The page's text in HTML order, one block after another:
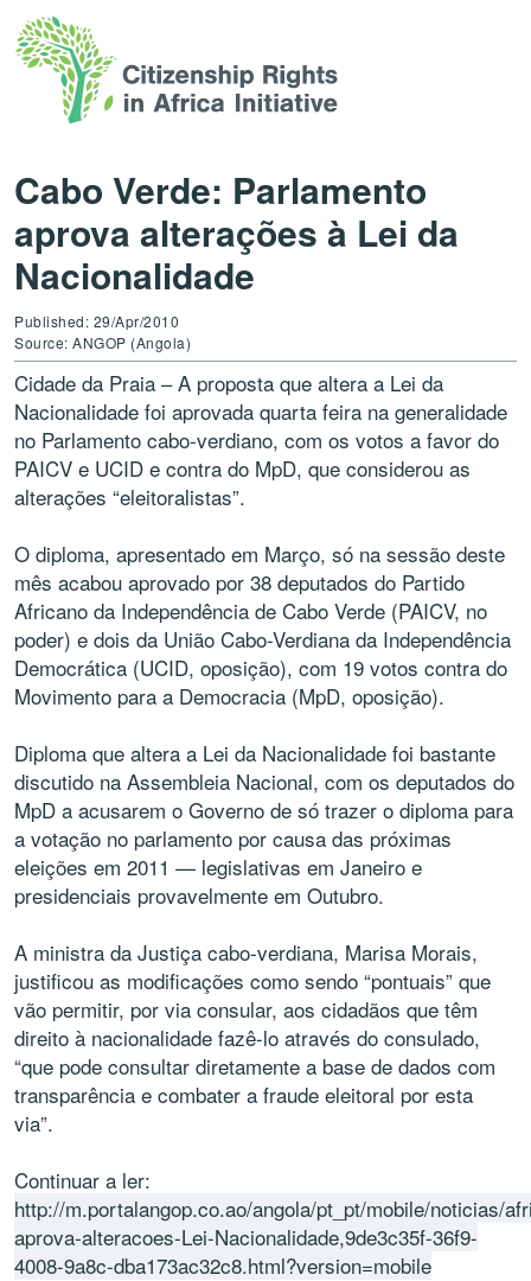
Cabo Verde: Parlamento
aprova alterações à Lei da
Nacionalidade
Published: 29/Apr/2010
Source: ANGOP (Angola)
Cidade da Praia – A proposta que altera a Lei da
Nacionalidade foi aprovada quarta feira na generalidade
no Parlamento cabo-verdiano, com os votos a favor do
PAICV e UCID e contra do MpD, que considerou as
alterações “eleitoralistas”.
O diploma, apresentado em Março, só na sessão deste
mês acabou aprovado por 38 deputados do Partido
Africano da Independência de Cabo Verde (PAICV, no
poder) e dois da União Cabo-Verdiana da Independência
Democrática (UCID, oposição), com 19 votos contra do
Movimento para a Democracia (MpD, oposição).
Diploma que altera a Lei da Nacionalidade foi bastante
discutido na Assembleia Nacional, com os deputados do
MpD a acusarem o Governo de só trazer o diploma para
a votação no parlamento por causa das próximas
eleições em 2011 — legislativas em Janeiro e
presidenciais provavelmente em Outubro.
A ministra da Justiça cabo-verdiana, Marisa Morais,
justificou as modificações como sendo “pontuais” que
vão permitir, por via consular, aos cidadãos que têm
direito à nacionalidade fazê-lo através do consulado,
“que pode consultar diretamente a base de dados com
transparência e combater a fraude eleitoral por esta
via”.
Continuar a ler:
http://m.portalangop.co.ao/angola/pt_pt/mobile/noticias/
aprova-alteracoes-Lei-Nacionalidade,9de3c35f-36f9-
4008-9a8c-dba173ac32c8.html?version=mobile